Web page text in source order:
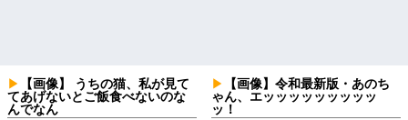
【画像】 うちの猫、私が見て
てあげないとご飯食べないのな
んでなん
【画像】令和最新版・あのち
ゃん、エッッッッッッッッッ
ッ！